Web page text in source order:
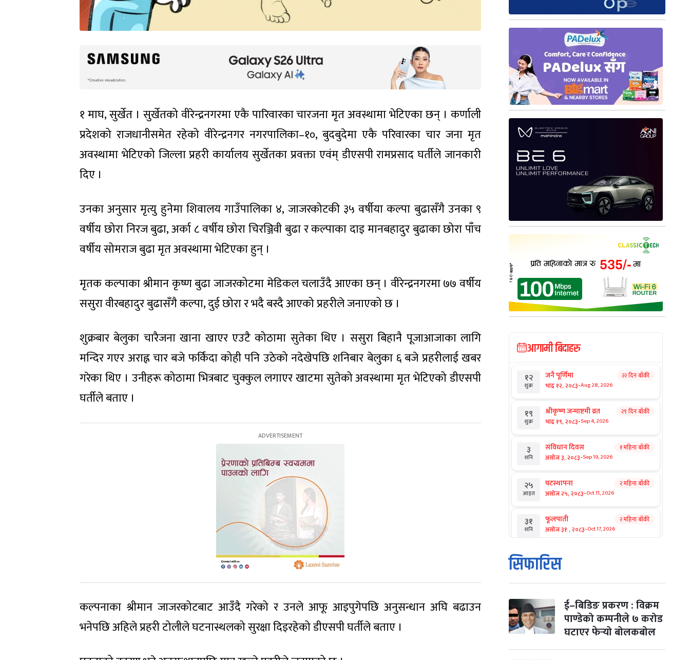
१ माघ, सुर्खेत । सुर्खेतको वीरेन्द्रनगरमा एकै पारिवारका चारजना मृत अवस्थामा भेटिएका छन् । कर्णाली
प्रदेशको राजधानीसमेत रहेको वीरेन्द्रनगर नगरपालिका–१०, बुदबुदेमा एकै परिवारका चार जना मृत
अवस्थामा भेटिएको जिल्ला प्रहरी कार्यालय सुर्खेतका प्रवक्ता एवंम् डीएसपी रामप्रसाद घर्तीले जानकारी
दिए ।
उनका अनुसार मृत्यु हुनेमा शिवालय गाउँपालिका ४, जाजरकोटकी ३५ वर्षीया कल्पा बुढासँगै उनका ९
वर्षीय छोरा निरज बुढा, अर्का ८ वर्षीय छोरा चिरञ्जिवी बुढा र कल्पाका दाइ मानबहादुर बुढाका छोरा पाँच
वर्षीय सोमराज बुढा मृत अवस्थामा भेटिएका हुन् ।
मृतक कल्पाका श्रीमान कृष्ण बुढा जाजरकोटमा मेडिकल चलाउँदै आएका छन् । वीरेन्द्रनगरमा ७७ वर्षीय
ससुरा वीरबहादुर बुढासँगै कल्पा, दुई छोरा र भदै बस्दै आएको प्रहरीले जनाएको छ ।
शुक्रबार बेलुका चारैजना खाना खाएर एउटै कोठामा सुतेका थिए । ससुरा बिहानै पूजाआजाका लागि
मन्दिर गएर अराह्न चार बजे फर्किंदा कोही पनि उठेको नदेखेपछि शनिबार बेलुका ६ बजे प्रहरीलाई खबर
गरेका थिए । उनीहरू कोठामा भित्रबाट चुक्कुल लगाएर खाटमा सुतेको अवस्थामा मृत भेटिएको डीएसपी
घर्तीले बताए ।
कल्पनाका श्रीमान जाजरकोटबाट आउँदै गरेको र उनले आफू आइपुगेपछि अनुसन्धान अघि बढाउन
भनेपछि अहिले प्रहरी टोलीले घटनास्थलको सुरक्षा दिइरहेको डीएसपी घर्तीले बताए ।
आगामी बिदाहरु
१२
शुक्र
जनै पूर्णिमा
भाद्र १२, २०८३-Aug 28, 2026
२२ दिन बाँकी
१९
शुक्र
श्रीकृष्ण जन्माष्टमी व्रत
भाद्र १९, २०८३-Sep 4, 2026
२९ दिन बाँकी
३
शनि
संविधान दिवस
असोज ३, २०८३-Sep 19, 2026
१ महिना बाँकी
२५
आइत
घटस्थापना
असोज २५, २०८३-Oct 11, 2026
२ महिना बाँकी
३१
शनि
फूलपाती
असोज ३१ , २०८३-Oct 17, 2026
२ महिना बाँकी
१
आइत
कार्तिक सङ्क्रान्ति
कार्तिक १, २०८३
मंगल कार्तिक ३, २०८३-Oct 20, 2026
४ विजयादशमी
कार्तिक ४, २०८३-Oct 21, 2026
२ महिना बाँकी
सिफारिस
ई–बिडिङ प्रकरण : विक्रम
पाण्डेको कम्पनीले ७ करोड
घटाएर फेर्‍यो बोलकबोल